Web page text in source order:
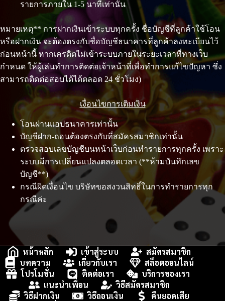
รายการภายใน 1-5 นาทีเท่านั้น
หมายเหตุ** การฝากเงินเข้าระบบทุกครั้ง ชื่อบัญชีที่ลูกค้าใช้โอน
หรือฝากเงิน จะต้องตรงกับชื่อบัญชีธนาคารที่ลูกค้าลงทะเบียนไว้
ก่อนหน้านี้ หากเครดิตไม่เข้าระบบภายในระยะเวลาที่ทางเว็บ
กำหนด ให้ผู้เล่นทำการติดต่อเจ้าหน้าที่เพื่อทำการแก้ไขปัญหา ซึ่ง
สามารถติดต่อสอบได้ได้ตลอด 24 ชั่วโมง)
เงื่อนไขการเติมเงิน
โอนผ่านแอปธนาคารเท่านั้น
บัญชีฝาก-ถอนต้องตรงกับที่สมัครสมาชิกเท่านั้น
ตรวจสอบเลขบัญชีบนหน้าเว็บก่อนทำรายการทุกครั้ง เพราะ
ระบบมีการเปลี่ยนแปลงตลอดเวลา (**ห้ามบันทึกเลข
บัญชี**)
กรณีผิดเงื่อนไข บริษัทขอสงวนสิทธิ์ในการทำรายการทุก
กรณีค่ะ
หน้าหลัก เข้าสู่ระบบ
สมัครสมาชิก
บทความ
เกี่ยวกับเรา
สล็อตออนไลน์
โปรโมชั่น
ติดต่อเรา
บริการของเรา
แนะนำเพื่อน
วิธีสมัครสมาชิก
วิธีฝากเงิน
วิธีถอนเงิน คืนยอดเสีย